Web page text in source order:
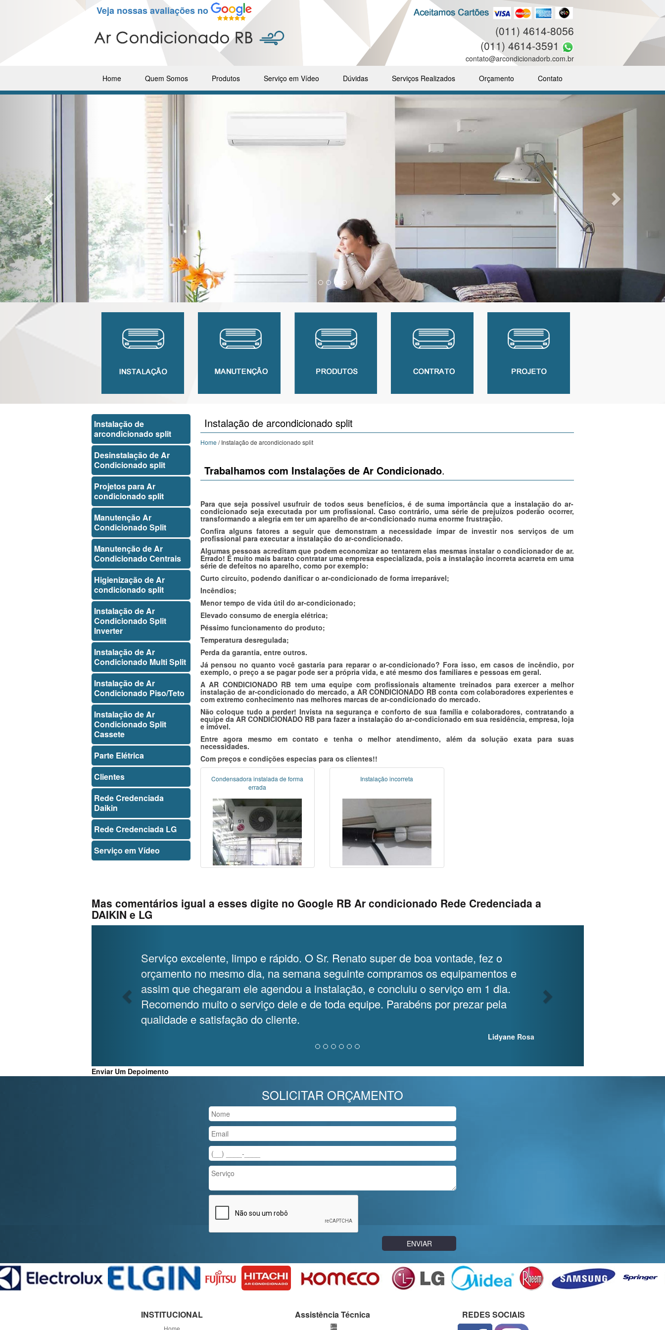
Veja nossas avaliações no
(011) 4614-8056
(011) 4614-3591
contato@arcondicionadorb.com.br
Home
Quem Somos Produtos Serviço em Vídeo Dúvidas Serviços Realizados Orçamento Contato
Instalação de
arcondicionado split
Desinstalação de Ar
Condicionado split
Projetos para Ar
condicionado split
Manutenção Ar
Condicionado Split
Manutenção de Ar
Condicionado Centrais
Higienização de Ar
condicionado split
Instalação de Ar
Condicionado Split
Inverter
Instalação de Ar
Condicionado Multi Split
Instalação de Ar
Condicionado Piso/Teto
Instalação de Ar
Condicionado Split
Cassete
Parte Elétrica
Clientes
Rede Credenciada
Daikin
Rede Credenciada LG
Serviço em Vídeo
Instalação de arcondicionado split
Home / Instalação de arcondicionado split
Trabalhamos com Instalações de Ar Condicionado.
Para que seja possível usufruir de todos seus benefícios, é de suma importância que a instalação do ar-
condicionado seja executada por um profissional. Caso contrário, uma série de prejuízos poderão ocorrer,
transformando a alegria em ter um aparelho de ar-condicionado numa enorme frustração.
Confira alguns fatores a seguir que demonstram a necessidade ímpar de investir nos serviços de um
profissional para executar a instalação do ar-condicionado.
Algumas pessoas acreditam que podem economizar ao tentarem elas mesmas instalar o condicionador de ar.
Errado! É muito mais barato contratar uma empresa especializada, pois a instalação incorreta acarreta em uma
série de defeitos no aparelho, como por exemplo:
Curto circuito, podendo danificar o ar-condicionado de forma irreparável;
Incêndios;
Menor tempo de vida útil do ar-condicionado;
Elevado consumo de energia elétrica;
Péssimo funcionamento do produto;
Temperatura desregulada;
Perda da garantia, entre outros.
Já pensou no quanto você gastaria para reparar o ar-condicionado? Fora isso, em casos de incêndio, por
exemplo, o preço a se pagar pode ser a própria vida, e até mesmo dos familiares e pessoas em geral.
A AR CONDICIONADO RB tem uma equipe com profissionais altamente treinados para exercer a melhor
instalação de ar-condicionado do mercado, a AR CONDICIONADO RB conta com colaboradores experientes e
com extremo conhecimento nas melhores marcas de ar-condicionado do mercado.
Não coloque tudo a perder! Invista na segurança e conforto de sua família e colaboradores, contratando a
equipe da AR CONDICIONADO RB para fazer a instalação do ar-condicionado em sua residência, empresa, loja
e imóvel.
Entre agora mesmo em contato e tenha o melhor atendimento, além da solução exata para suas
necessidades.
Com preços e condições especias para os clientes!!
Condensadora instalada de forma
errada
Instalação incorreta
Mas comentários igual a esses digite no Google RB Ar condicionado Rede Credenciada a
DAIKIN e LG
Serviço excelente, limpo e rápido. O Sr. Renato super de boa vontade, fez o
orçamento no mesmo dia, na semana seguinte compramos os equipamentos e
assim que chegaram ele agendou a instalação, e concluiu o serviço em 1 dia.
Recomendo muito o serviço dele e de toda equipe. Parabéns por prezar pela
qualidade e satisfação do cliente.
Lidyane Rosa
Enviar Um Depoimento
SOLICITAR ORÇAMENTO
INSTITUCIONAL
Home
Assistência Técnica REDES SOCIAIS